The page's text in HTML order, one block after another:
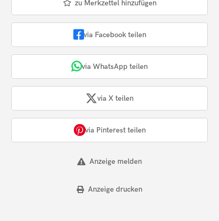
zu Merkzettel hinzufügen
via Facebook teilen
via WhatsApp teilen
via X teilen
via Pinterest teilen
Anzeige melden
Anzeige drucken